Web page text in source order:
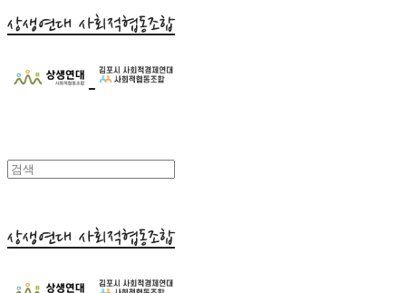
상생연대 사회적협동조합
상생연대 사회적협동조합